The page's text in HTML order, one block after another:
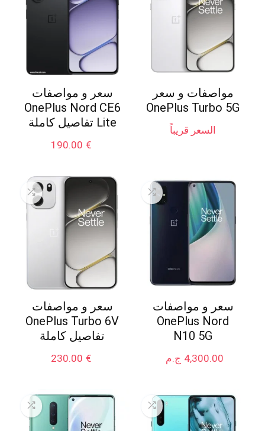
مواصفات و سعر
OnePlus Turbo 5G
السعر قريباً
سعر و مواصفات
OnePlus Nord CE6
Lite تفاصيل كاملة
€
190.00
سعر و مواصفات
OnePlus Nord
N10 5G
ج.م 4,300.00
سعر و مواصفات
OnePlus Turbo 6V
تفاصيل كاملة
€
230.00